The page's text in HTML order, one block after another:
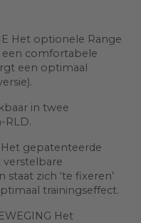
Het optionele Range
een comfortabele
een optimaal
in twee
RLD.
Het gepatenteerde
zich ‘te fixeren’
trainingseffect.
Het